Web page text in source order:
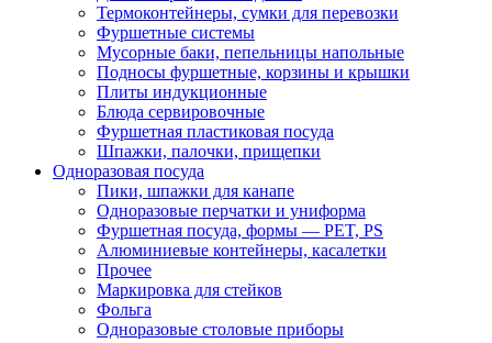
Термоконтейнеры, сумки для перевозки
Фуршетные системы
Мусорные баки, пепельницы напольные
Подносы фуршетные, корзины и крышки
Плиты индукционные
Блюда сервировочные
Фуршетная пластиковая посуда
Шпажки, палочки, прищепки
Одноразовая посуда
Пики, шпажки для канапе
Одноразовые перчатки и униформа
Фуршетная посуда, формы — PET, PS
Алюминиевые контейнеры, касалетки
Прочее
Маркировка для стейков
Фольга
Одноразовые столовые приборы